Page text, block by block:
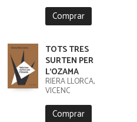
Comprar
TOTS TRES
SURTEN PER
L'OZAMA
RIERA LLORCA,
VICENC
Comprar